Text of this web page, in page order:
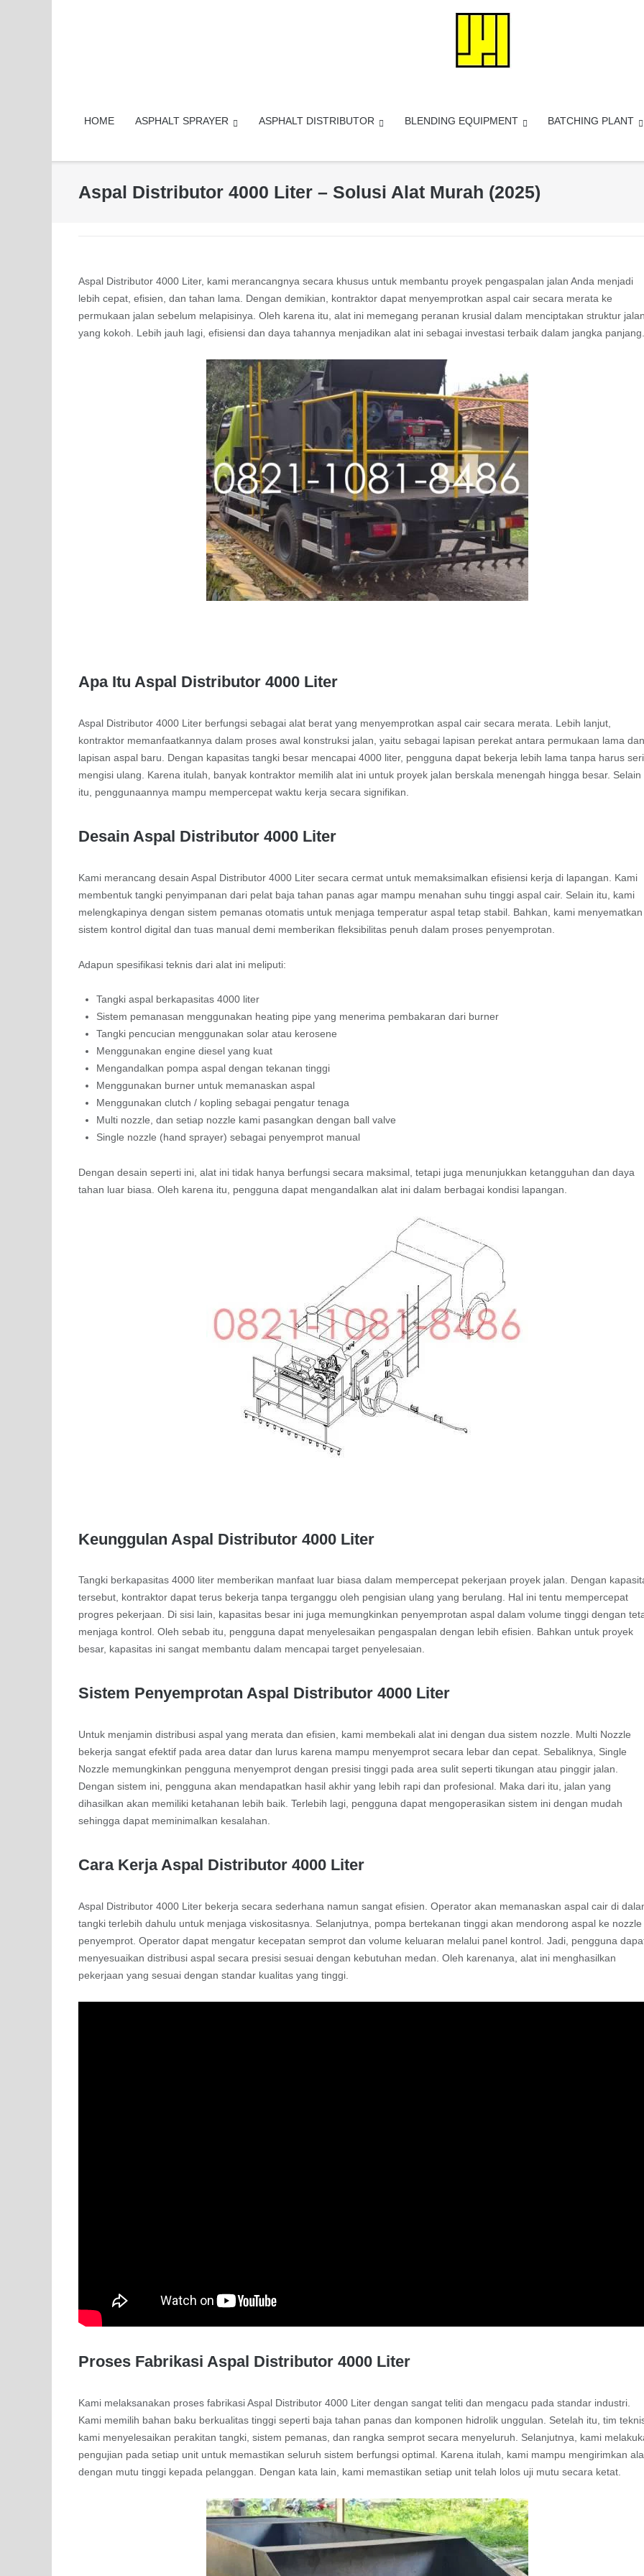
HOME ASPHALT SPRAYER ASPHALT DISTRIBUTOR BLENDING EQUIPMENT BATCHING PLANT
Aspal Distributor 4000 Liter – Solusi Alat Murah (2025)
Aspal Distributor 4000 Liter, kami merancangnya secara khusus untuk membantu proyek pengaspalan jalan Anda menjadi
lebih cepat, efisien, dan tahan lama. Dengan demikian, kontraktor dapat menyemprotkan aspal cair secara merata ke
permukaan jalan sebelum melapisinya. Oleh karena itu, alat ini memegang peranan krusial dalam menciptakan struktur
yang kokoh. Lebih jauh lagi, efisiensi dan daya tahannya menjadikan alat ini sebagai investasi terbaik dalam jangka
Apa Itu Aspal Distributor 4000 Liter
Aspal Distributor 4000 Liter berfungsi sebagai alat berat yang menyemprotkan aspal cair secara merata. Lebih lanjut,
kontraktor memanfaatkannya dalam proses awal konstruksi jalan, yaitu sebagai lapisan perekat antara permukaan lama
lapisan aspal baru. Dengan kapasitas tangki besar mencapai 4000 liter, pengguna dapat bekerja lebih lama tanpa harus
mengisi ulang. Karena itulah, banyak kontraktor memilih alat ini untuk proyek jalan berskala menengah hingga besar. Selain
itu, penggunaannya mampu mempercepat waktu kerja secara signifikan.
Desain Aspal Distributor 4000 Liter
Kami merancang desain Aspal Distributor 4000 Liter secara cermat untuk memaksimalkan efisiensi kerja di lapangan. Kami
membentuk tangki penyimpanan dari pelat baja tahan panas agar mampu menahan suhu tinggi aspal cair. Selain itu, kami
melengkapinya dengan sistem pemanas otomatis untuk menjaga temperatur aspal tetap stabil. Bahkan, kami menyematkan
sistem kontrol digital dan tuas manual demi memberikan fleksibilitas penuh dalam proses penyemprotan.
Adapun spesifikasi teknis dari alat ini meliputi:
Tangki aspal berkapasitas 4000 liter
Sistem pemanasan menggunakan heating pipe yang menerima pembakaran dari burner
Tangki pencucian menggunakan solar atau kerosene
Menggunakan engine diesel yang kuat
Mengandalkan pompa aspal dengan tekanan tinggi
Menggunakan burner untuk memanaskan aspal
Menggunakan clutch / kopling sebagai pengatur tenaga
Multi nozzle, dan setiap nozzle kami pasangkan dengan ball valve
Single nozzle (hand sprayer) sebagai penyemprot manual
Dengan desain seperti ini, alat ini tidak hanya berfungsi secara maksimal, tetapi juga menunjukkan ketangguhan dan daya
tahan luar biasa. Oleh karena itu, pengguna dapat mengandalkan alat ini dalam berbagai kondisi lapangan.
Keunggulan Aspal Distributor 4000 Liter
Tangki berkapasitas 4000 liter memberikan manfaat luar biasa dalam mempercepat pekerjaan proyek jalan. Dengan
tersebut, kontraktor dapat terus bekerja tanpa terganggu oleh pengisian ulang yang berulang. Hal ini tentu mempercepat
progres pekerjaan. Di sisi lain, kapasitas besar ini juga memungkinkan penyemprotan aspal dalam volume tinggi dengan
menjaga kontrol. Oleh sebab itu, pengguna dapat menyelesaikan pengaspalan dengan lebih efisien. Bahkan untuk proyek
besar, kapasitas ini sangat membantu dalam mencapai target penyelesaian.
Sistem Penyemprotan Aspal Distributor 4000 Liter
Untuk menjamin distribusi aspal yang merata dan efisien, kami membekali alat ini dengan dua sistem nozzle. Multi Nozzle
bekerja sangat efektif pada area datar dan lurus karena mampu menyemprot secara lebar dan cepat. Sebaliknya, Single
Nozzle memungkinkan pengguna menyemprot dengan presisi tinggi pada area sulit seperti tikungan atau pinggir jalan.
Dengan sistem ini, pengguna akan mendapatkan hasil akhir yang lebih rapi dan profesional. Maka dari itu, jalan yang
dihasilkan akan memiliki ketahanan lebih baik. Terlebih lagi, pengguna dapat mengoperasikan sistem ini dengan mudah
sehingga dapat meminimalkan kesalahan.
Cara Kerja Aspal Distributor 4000 Liter
Aspal Distributor 4000 Liter bekerja secara sederhana namun sangat efisien. Operator akan memanaskan aspal cair di
tangki terlebih dahulu untuk menjaga viskositasnya. Selanjutnya, pompa bertekanan tinggi akan mendorong aspal ke nozzle
penyemprot. Operator dapat mengatur kecepatan semprot dan volume keluaran melalui panel kontrol. Jadi, pengguna
menyesuaikan distribusi aspal secara presisi sesuai dengan kebutuhan medan. Oleh karenanya, alat ini menghasilkan
pekerjaan yang sesuai dengan standar kualitas yang tinggi.
Proses Fabrikasi Aspal Distributor 4000 Liter
Kami melaksanakan proses fabrikasi Aspal Distributor 4000 Liter dengan sangat teliti dan mengacu pada standar industri.
Kami memilih bahan baku berkualitas tinggi seperti baja tahan panas dan komponen hidrolik unggulan. Setelah itu, tim
kami menyelesaikan perakitan tangki, sistem pemanas, dan rangka semprot secara menyeluruh. Selanjutnya, kami
pengujian pada setiap unit untuk memastikan seluruh sistem berfungsi optimal. Karena itulah, kami mampu mengirimkan
dengan mutu tinggi kepada pelanggan. Dengan kata lain, kami memastikan setiap unit telah lolos uji mutu secara ketat.